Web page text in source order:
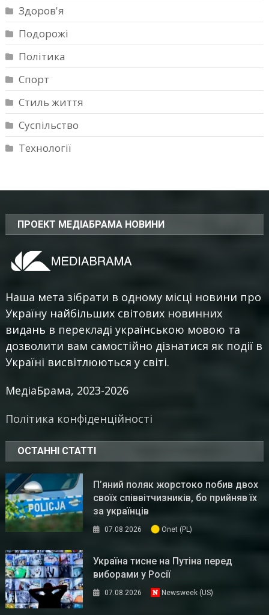
Здоров'я
Подорожі
Політика
Спорт
Стиль життя
Суспільство
Технології
ПРОЕКТ МЕДІАБРАМА НОВИНИ
Наша мета зібрати в одному місці новини про
Україну найбільших світових новинних
видань в перекладі українською мовою та
дозволити вам самостійно дізнатися як події в
Україні висвітлюються у світі.
МедіаБрама, 2023-2026
Політика конфіденційності
ОСТАННІ СТАТТІ
П’яний поляк жорстоко побив двох
своїх співвітчизників, бо прийняв їх
за українців
07.08.2026 Onet (PL)
Україна тисне на Путіна перед
виборами у Росії
07.08.2026 Newsweek (US)